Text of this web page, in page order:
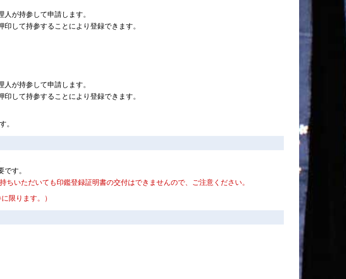
が持参して申請します。
して持参することにより登録できます。
が持参して申請します。
して持参することにより登録できます。
。
す。
いただいても印鑑登録証明書の交付はできませんので、ご注意ください。
限ります。）